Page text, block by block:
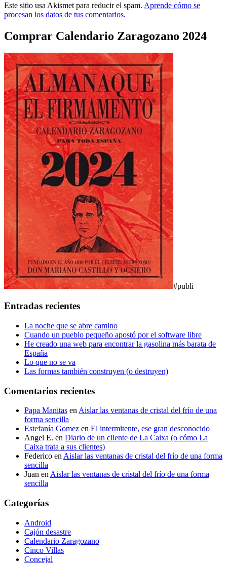
Este sitio usa Akismet para reducir el spam. Aprende cómo se
procesan los datos de tus comentarios.
Comprar Calendario Zaragozano 2024
#publi
Entradas recientes
La noche que se abre camino
Cuando un pueblo pequeño apostó por el software libre
He creado una web para encontrar la gasolina más barata de
España
Lo que no se va
Las formas también construyen (o destruyen)
Comentarios recientes
Papa Manitas en Aislar las ventanas de cristal del frío de una
forma sencilla
Estefanía Gomez en El intermitente, ese gran desconocido
Angel E. en Diario de un cliente de La Caixa (o cómo La
Caixa trata a sus clientes)
Federico en Aislar las ventanas de cristal del frío de una forma
sencilla
Juan en Aislar las ventanas de cristal del frío de una forma
sencilla
Categorías
Android
Cajón desastre
Calendario Zaragozano
Cinco Villas
Concejal